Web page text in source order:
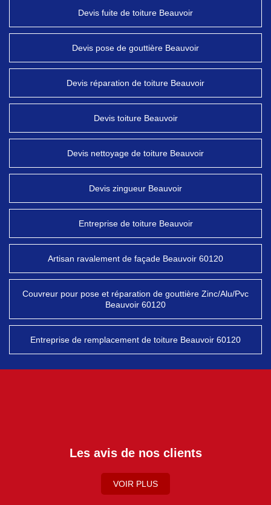
Devis fuite de toiture Beauvoir
Devis pose de gouttière Beauvoir
Devis réparation de toiture Beauvoir
Devis toiture Beauvoir
Devis nettoyage de toiture Beauvoir
Devis zingueur Beauvoir
Entreprise de toiture Beauvoir
Artisan ravalement de façade Beauvoir 60120
Couvreur pour pose et réparation de gouttière Zinc/Alu/Pvc
Beauvoir 60120
Entreprise de remplacement de toiture Beauvoir 60120
Les avis de nos clients
VOIR PLUS